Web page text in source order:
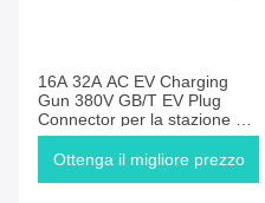
16A 32A AC EV Charging
Gun 380V GB/T EV Plug
Connector per la stazione di
ricarica EV
Ottenga il migliore prezzo